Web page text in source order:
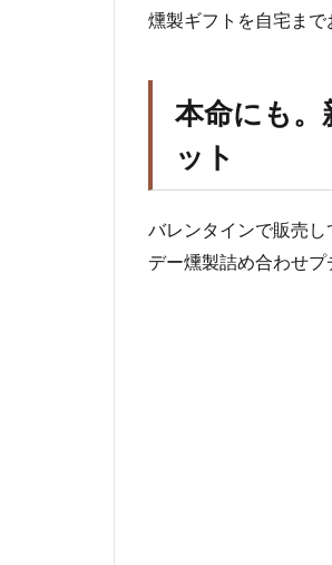
燻製ギフトを自宅まで
本命にも
ット
バレンタインで販売
デー燻製詰め合わせプ